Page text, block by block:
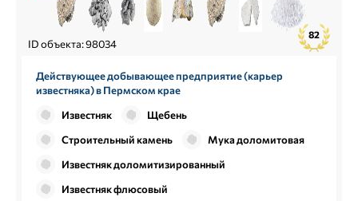
ID объекта: 98034
82
Действующее добывающее предприятие (карьер
известняка) в Пермском крае
Известняк
Щебень
Строительный камень
Мука доломитовая
Известняк доломитизированный
Известняк флюсовый